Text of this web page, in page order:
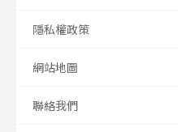
隱私權政策
網站地圖
聯絡我們